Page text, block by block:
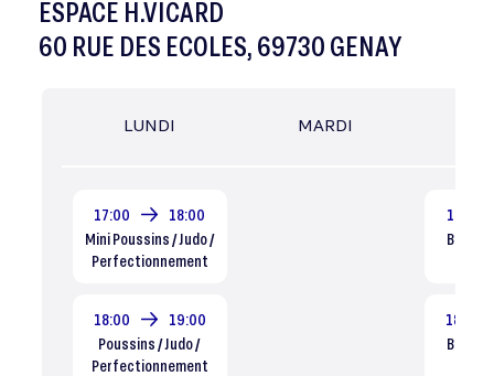
ESPACE H.VICARD
60 RUE DES ECOLES, 69730 GENAY
LUNDI
17:00
18:00
Mini Poussins / Judo /
Perfectionnement
18:00
19:00
Poussins / Judo /
Perfectionnement
MARDI
17:00
Baby 4
18:00
Baby 5